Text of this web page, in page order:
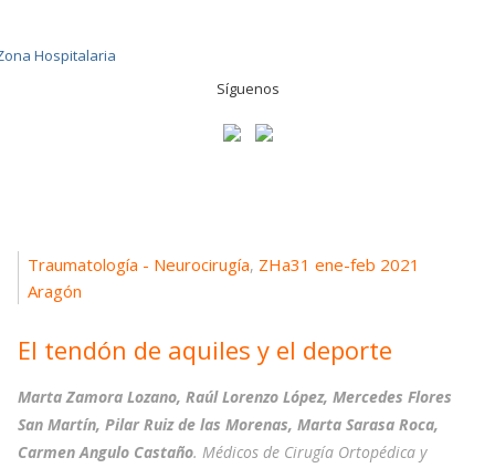
Síguenos
Traumatología - Neurocirugía, ZHa31 ene-feb 2021
Aragón
El tendón de aquiles y el deporte
Marta Zamora Lozano, Raúl Lorenzo López, Mercedes Flores
San Martín, Pilar Ruiz de las Morenas, Marta Sarasa Roca,
Carmen Angulo Castaño. Médicos de Cirugía Ortopédica y